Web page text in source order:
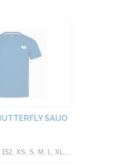
SAIJO
S, M, L, XL, 2XL, 3XL, 4XL